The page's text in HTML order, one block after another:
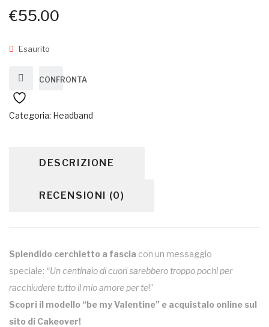
€55.00
Esaurito
CONFRONTA
Categoria: Headband
DESCRIZIONE
RECENSIONI (0)
Splendido cerchietto a fascia con un messaggio
speciale: “Un centinaio di cuori sarebbero troppo pochi per
racchiudere tutto il mio amore per te!”
Scopri il modello “be my Valentine” e acquistalo online sul
sito di Cakeover!